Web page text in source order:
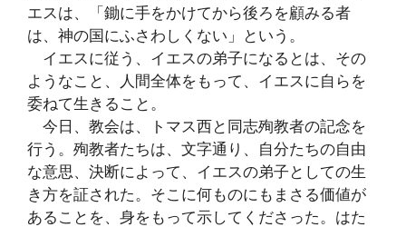
エスは、「鋤に手をかけてから後ろを顧みる者
は、神の国にふさわしくない」という。
イエスに従う、イエスの弟子になるとは、その
ようなこと、人間全体をもって、イエスに自らを
委ねて生きること。
今日、教会は、トマス西と同志殉教者の記念を
行う。殉教者たちは、文字通り、自分たちの自由
な意思、決断によって、イエスの弟子としての生
き方を証された。そこに何ものにもまさる価値が
あることを、身をもって示してくださった。はた